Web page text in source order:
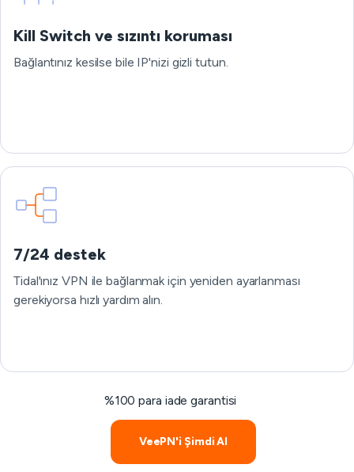
Kill Switch ve sızıntı koruması
Bağlantınız kesilse bile IP'nizi gizli tutun.
7/24 destek
Tidal'ınız VPN ile bağlanmak için yeniden ayarlanması
gerekiyorsa hızlı yardım alın.
%100 para iade garantisi
VeePN'i Şimdi Al